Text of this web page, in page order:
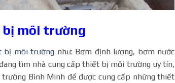
môi trường
bị môi trường như: Bơm định lượng, bơm nước
tìm nhà cung cấp thiết bị môi trường uy tín,
Bình Minh để được cung cấp những thiết